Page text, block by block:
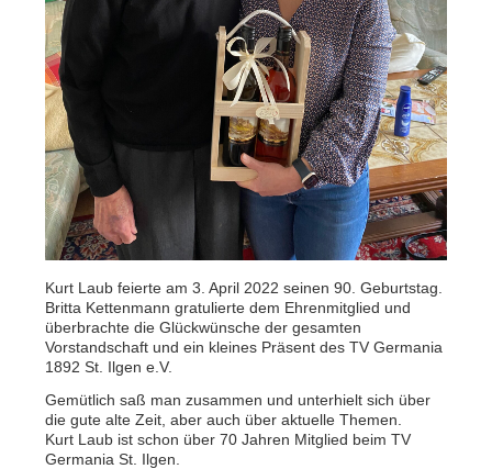
Kurt Laub feierte am 3. April 2022 seinen 90. Geburtstag.
Britta Kettenmann gratulierte dem Ehrenmitglied und
überbrachte die Glückwünsche der gesamten
Vorstandschaft und ein kleines Präsent des TV Germania
1892 St. Ilgen e.V.
Gemütlich saß man zusammen und unterhielt sich über
die gute alte Zeit, aber auch über aktuelle Themen.
Kurt Laub ist schon über 70 Jahren Mitglied beim TV
Germania St. Ilgen.